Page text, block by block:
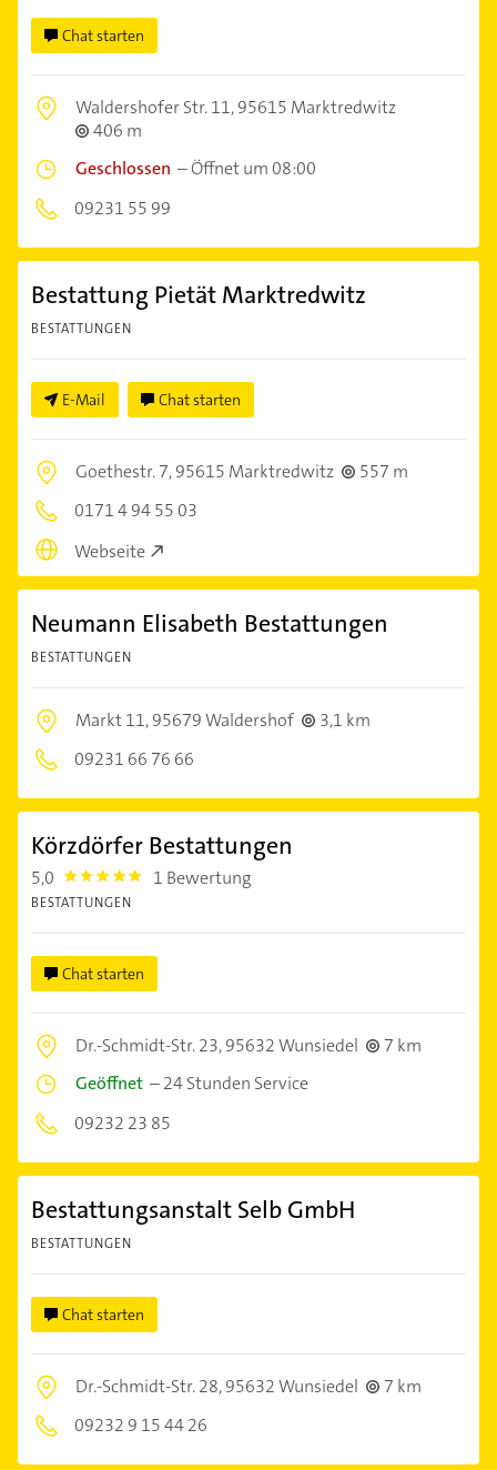
Chat starten
Waldershofer Str. 11,95615 Marktredwitz
406 m
Geschlossen –Öffnet um 08:00
09231 55 99
Bestattung Pietät Marktredwitz
BESTATTUNGEN
E-Mail Chat starten
Goethestr. 7,95615 Marktredwitz
557 m
0171 4 94 55 03
Webseite
Neumann Elisabeth Bestattungen
BESTATTUNGEN
Markt 11,95679 Waldershof
3,1 km
09231 66 76 66
Körzdörfer Bestattungen
5,0 5.0 1 Bewertung
BESTATTUNGEN
Chat starten
Dr.-Schmidt-Str. 23,95632 Wunsiedel
7 km
Geöffnet –24 Stunden Service
09232 23 85
Bestattungsanstalt Selb GmbH
BESTATTUNGEN
Chat starten
Dr.-Schmidt-Str. 28,95632 Wunsiedel
7 km
09232 9 15 44 26